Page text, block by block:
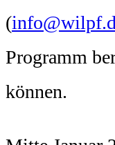
(
Programm
können.